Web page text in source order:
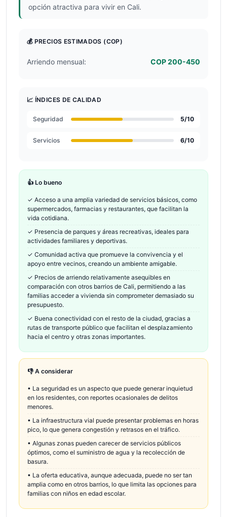
opción atractiva para vivir en Cali.
💰 PRECIOS ESTIMADOS (COP)
Arriendo mensual: COP 200-450
📈 ÍNDICES DE CALIDAD
Seguridad 5/10
Servicios 6/10
👍 Lo bueno
✓ Acceso a una amplia variedad de servicios básicos, como
supermercados, farmacias y restaurantes, que facilitan la
vida cotidiana.
✓ Presencia de parques y áreas recreativas, ideales para
actividades familiares y deportivas.
✓ Comunidad activa que promueve la convivencia y el
apoyo entre vecinos, creando un ambiente amigable.
✓ Precios de arriendo relativamente asequibles en
comparación con otros barrios de Cali, permitiendo a las
familias acceder a vivienda sin comprometer demasiado su
presupuesto.
✓ Buena conectividad con el resto de la ciudad, gracias a
rutas de transporte público que facilitan el desplazamiento
hacia el centro y otras zonas importantes.
👎 A considerar
• La seguridad es un aspecto que puede generar inquietud
en los residentes, con reportes ocasionales de delitos
menores.
• La infraestructura vial puede presentar problemas en horas
pico, lo que genera congestión y retrasos en el tráfico.
• Algunas zonas pueden carecer de servicios públicos
óptimos, como el suministro de agua y la recolección de
basura.
• La oferta educativa, aunque adecuada, puede no ser tan
amplia como en otros barrios, lo que limita las opciones para
familias con niños en edad escolar.